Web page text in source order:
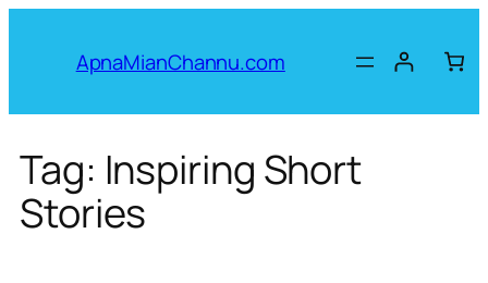
contentApnaMianChannu.com
Tag: Inspiring Short
Stories